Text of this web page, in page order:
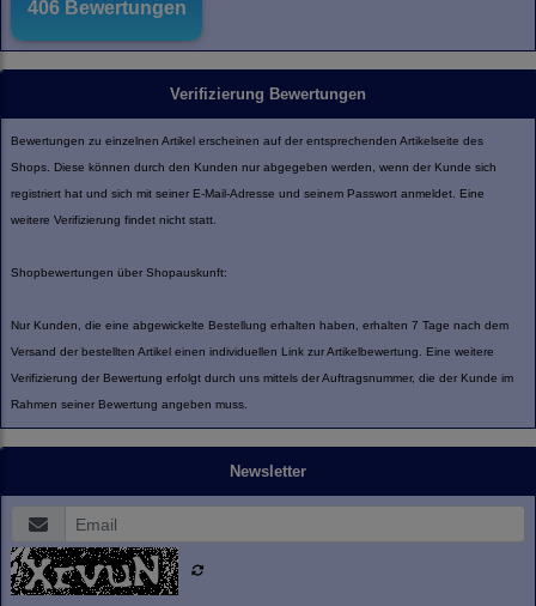
Verifizierung Bewertungen
Bewertungen zu einzelnen Artikel erscheinen auf der entsprechenden Artikelseite des
Shops. Diese können durch den Kunden nur abgegeben werden, wenn der Kunde sich
registriert hat und sich mit seiner E-Mail-Adresse und seinem Passwort anmeldet. Eine
weitere Verifizierung findet nicht statt.
Shopbewertungen über Shopauskunft:
Nur Kunden, die eine abgewickelte Bestellung erhalten haben, erhalten 7 Tage nach dem
Versand der bestellten Artikel einen individuellen Link zur Artikelbewertung. Eine weitere
Verifizierung der Bewertung erfolgt durch uns mittels der Auftragsnummer, die der Kunde im
Rahmen seiner Bewertung angeben muss.
Newsletter